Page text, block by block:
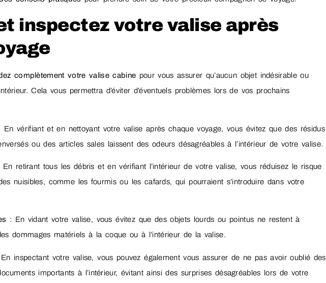
inspectez votre valise après
complètement votre valise cabine pour vous assurer qu’aucun objet indésirable ou
Cela vous permettra d’éviter d’éventuels problèmes lors de vos prochains
En vérifiant et en nettoyant votre valise après chaque voyage, vous évitez que des résidus
ou des articles sales laissent des odeurs désagréables à l’intérieur de votre valise.
En retirant tous les débris et en vérifiant l’intérieur de votre valise, vous réduisez le risque
nuisibles, comme les fourmis ou les cafards, qui pourraient s’introduire dans votre
: En vidant votre valise, vous évitez que des objets lourds ou pointus ne restent à
dommages matériels à la coque ou à l’intérieur de la valise.
inspectant votre valise, vous pouvez également vous assurer de ne pas avoir oublié des
importants à l’intérieur, évitant ainsi des surprises désagréables lors de votre